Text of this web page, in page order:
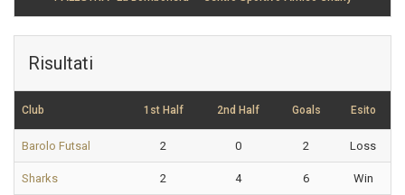
Risultati
Club 1st Half 2nd Half Goals Esito
Barolo Futsal 2 0 2 Loss
Sharks 2 4 6 Win